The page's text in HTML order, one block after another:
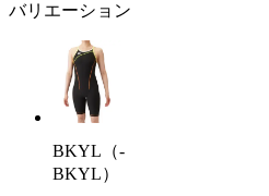
バリエーション
BKYL（-
BKYL）